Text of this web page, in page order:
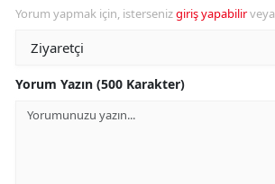
Yorum yapmak için, istersenizgiriş yapabilirveya
Yorum Yazın (500 Karakter)